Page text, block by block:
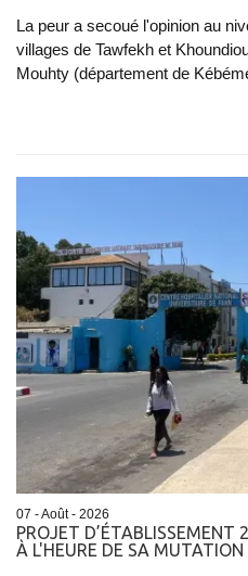
La peur a secoué l'opinion au
villages de Tawfekh et
Mouhty (département de
07 - Août - 2026
PROJET D’ÉTABLISSEMENT
À L'HEURE DE SA MUTATION